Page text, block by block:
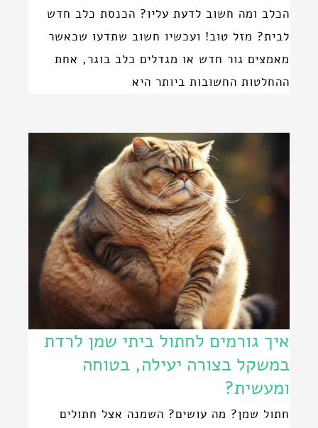
הכלב ומה חשוב לדעת עליו? הכנסת כלב חדש
לבית? מזל טוב! ועכשיו חשוב שתדעו שכאשר
מאמצים גור חדש או מגדלים כלב בוגר, אחת
ההחלטות החשובות ביותר היא
איך גורמים לחתול ביתי שמן לרדת
במשקל בצורה יעילה, בטוחה
ומעשית?
חתול שמן? מה עושים? השמנה אצל חתולים